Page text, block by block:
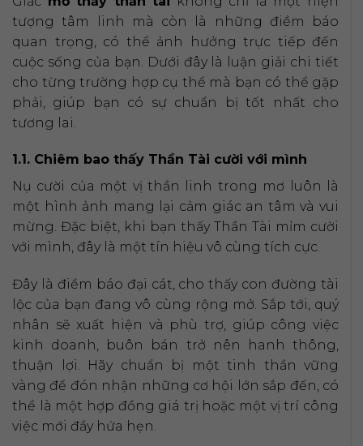
tượng tâm linh mà còn là những điềm báo
quan trọng, có thể ảnh hưởng trực tiếp đến
cuộc sống của bạn. Dưới đây là luận giải chi tiết
cho từng trường hợp cụ thể mà bạn có thể gặp
phải, giúp bạn có sự chuẩn bị tốt nhất cho
tương lai.
1.1. Chiêm bao thấy Thần Tài cười với mình
Nụ cười của một vị thần linh trong mơ luôn là
một hình ảnh mang lại cảm giác an tâm và vui
mừng. Đặc biệt, khi bạn thấy Thần Tài mỉm cười
với mình, đây là một tín hiệu vô cùng tích cực.
Đây là điềm báo đại cát, cho thấy con đường tài
lộc của bạn đang vô cùng rộng mở. Sắp tới, quý
nhân sẽ xuất hiện và phù trợ, giúp công việc
kinh doanh, buôn bán trở nên hanh thông,
thuận lợi. Hãy chuẩn bị một tinh thần vững
vàng để đón nhận những cơ hội lớn sắp đến, có
thể là một hợp đồng giá trị hoặc một vị trí công
việc mới đầy hứa hẹn.